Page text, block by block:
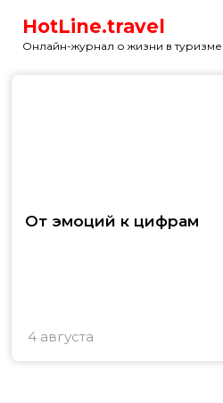
HotLine.travel
Онлайн-журнал о жизни в туризме
От эмоций к цифрам
4 августа